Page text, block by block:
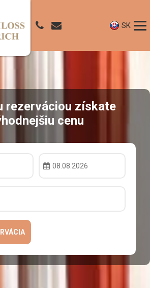
SK
rezerváciou získate
cenu
08.08.2026